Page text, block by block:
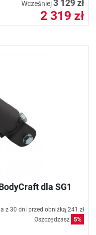
Wcześniej3 129 zł
2 319 zł
dla SG1
z 30 dni przed obniżką 241 zł
Oszczędzasz 5%